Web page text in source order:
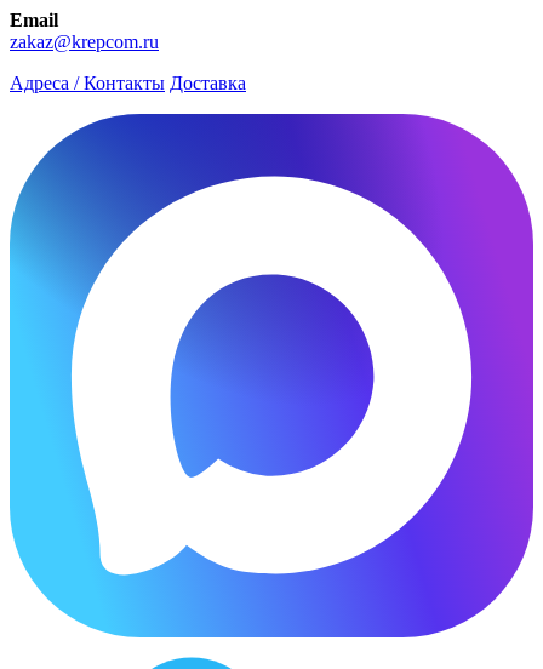
Email
zakaz@krepcom.ru
Адреса / Контакты Доставка